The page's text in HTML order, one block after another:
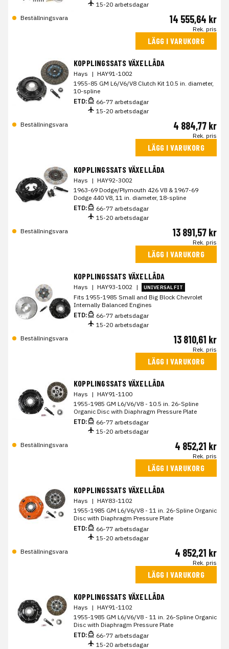
15-20 arbetsdagar
Beställningsvara
14 555,64 kr
Rek. pris
LÄGG I VARUKORG
KOPPLINGSSATS VÄXELLÅDA
Hays | HAY91-1002
1955-85 GM L6/V6/V8 Clutch Kit 10.5 in. diameter,
10-spline
ETD:
66-77 arbetsdagar
15-20 arbetsdagar
Beställningsvara
4 884,77 kr
Rek. pris
LÄGG I VARUKORG
KOPPLINGSSATS VÄXELLÅDA
Hays | HAY92-3002
1963-69 Dodge/Plymouth 426 V8 & 1967-69
Dodge 440 V8, 11 in. diameter, 18-spline
ETD:
66-77 arbetsdagar
15-20 arbetsdagar
Beställningsvara
13 891,57 kr
Rek. pris
LÄGG I VARUKORG
KOPPLINGSSATS VÄXELLÅDA
Hays | HAY93-1002 | UNIVERSAL FIT
Fits 1955-1985 Small and Big Block Chevrolet
Internally Balanced Engines
ETD:
66-77 arbetsdagar
15-20 arbetsdagar
Beställningsvara
13 810,61 kr
Rek. pris
LÄGG I VARUKORG
KOPPLINGSSATS VÄXELLÅDA
Hays | HAY91-1100
1955-1985 GM L6/V6/V8 - 10.5 in. 26-Spline
Organic Disc with Diaphragm Pressure Plate
ETD:
66-77 arbetsdagar
15-20 arbetsdagar
Beställningsvara
4 852,21 kr
Rek. pris
LÄGG I VARUKORG
KOPPLINGSSATS VÄXELLÅDA
Hays | HAY83-1102
1955-1985 GM L6/V6/V8 - 11 in. 26-Spline Organic
Disc with Diaphragm Pressure Plate
ETD:
66-77 arbetsdagar
15-20 arbetsdagar
Beställningsvara
4 852,21 kr
Rek. pris
LÄGG I VARUKORG
KOPPLINGSSATS VÄXELLÅDA
Hays | HAY91-1102
1955-1985 GM L6/V6/V8 - 11 in. 26-Spline Organic
Disc with Diaphragm Pressure Plate
ETD:
66-77 arbetsdagar
15-20 arbetsdagar